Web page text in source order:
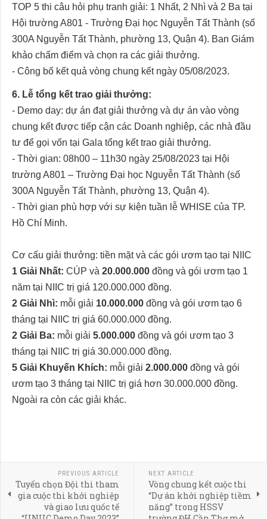
TOP 5 thi câu hỏi phụ tranh giải: 1 Nhất, 2 Nhì và 2 Ba tại
Hội trường A801 - Trường Đại học Nguyễn Tất Thành (số
300A Nguyễn Tất Thành, phường 13, Quận 4). Ban Giám
khảo chấm điểm và chọn ra các giải thưởng.
- Công bố kết quả vòng chung kết ngày 05/08/2023.
6. Lễ tổng kết trao giải thưởng:
- Demo day: dự án đạt giải thưởng và dự án vào vòng
chung kết được tiếp cận các Doanh nghiệp, các nhà đầu
tư để gọi vốn tại Gala tổng kết trao giải thưởng.
- Thời gian: 08h00 – 11h30 ngày 25/08/2023 tại Hội
trường A801 – Trường Đại học Nguyễn Tất Thành (số
300A Nguyễn Tất Thành, phường 13, Quận 4).
- Thời gian phù hợp với sự kiện tuần lễ WHISE của TP.
Hồ Chí Minh.
Cơ cấu giải thưởng: tiền mặt và các gói ươm tạo tại NIIC
1 Giải Nhất: CÚP và 20.000.000 đồng và gói ươm tạo 1
năm tại NIIC trị giá 120.000.000 đồng.
2 Giải Nhì: mỗi giải 10.000.000 đồng và gói ươm tạo 6
tháng tại NIIC trị giá 60.000.000 đồng.
2 Giải Ba: mỗi giải 5.000.000 đồng và gói ươm tạo 3
tháng tại NIIC trị giá 30.000.000 đồng.
5 Giải Khuyến Khích: mỗi giải 2.000.000 đồng và gói
ươm tạo 3 tháng tại NIIC trị giá hơn 30.000.000 đồng.
Ngoài ra còn các giải khác.
PREVIOUS ARTICLE
Tuyển chọn Đội thi tham
gia cuộc thi khởi nghiệp
và giao lưu quốc tế
NEXT ARTICLE
Vòng chung kết cuộc thi
“Dự án khởi nghiệp tiềm
năng” trong HSSV